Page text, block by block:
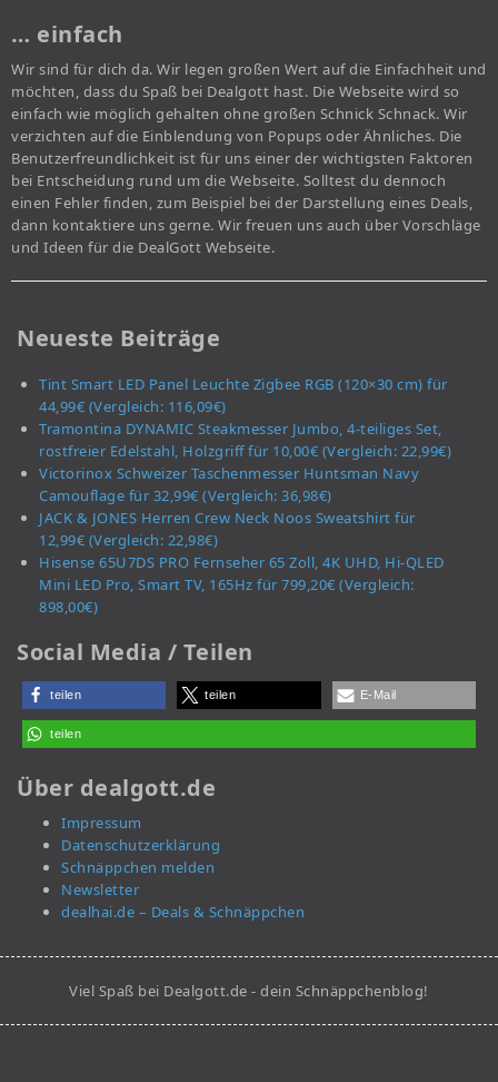
… einfach
Wir sind für dich da. Wir legen großen Wert auf die Einfachheit und
möchten, dass du Spaß bei Dealgott hast. Die Webseite wird so
einfach wie möglich gehalten ohne großen Schnick Schnack. Wir
verzichten auf die Einblendung von Popups oder Ähnliches. Die
Benutzerfreundlichkeit ist für uns einer der wichtigsten Faktoren
bei Entscheidung rund um die Webseite. Solltest du dennoch
einen Fehler finden, zum Beispiel bei der Darstellung eines Deals,
dann kontaktiere uns gerne. Wir freuen uns auch über Vorschläge
und Ideen für die DealGott Webseite.
Neueste Beiträge
Tint Smart LED Panel Leuchte Zigbee RGB (120×30 cm) für
44,99€ (Vergleich: 116,09€)
Tramontina DYNAMIC Steakmesser Jumbo, 4-teiliges Set,
rostfreier Edelstahl, Holzgriff für 10,00€ (Vergleich: 22,99€)
Victorinox Schweizer Taschenmesser Huntsman Navy
Camouflage für 32,99€ (Vergleich: 36,98€)
JACK & JONES Herren Crew Neck Noos Sweatshirt für
12,99€ (Vergleich: 22,98€)
Hisense 65U7DS PRO Fernseher 65 Zoll, 4K UHD, Hi-QLED
Mini LED Pro, Smart TV, 165Hz für 799,20€ (Vergleich:
898,00€)
Social Media / Teilen
teilen teilen E-Mail
teilen
Über dealgott.de
Impressum
Datenschutzerklärung
Schnäppchen melden
Newsletter
dealhai.de – Deals & Schnäppchen
Viel Spaß bei Dealgott.de - dein Schnäppchenblog!